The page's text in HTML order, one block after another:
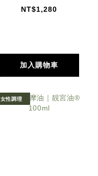
NT$1,280
加入購物車
女性調理